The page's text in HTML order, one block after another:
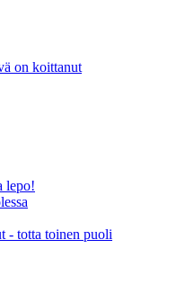
on koittanut
lepo!
- totta toinen puoli